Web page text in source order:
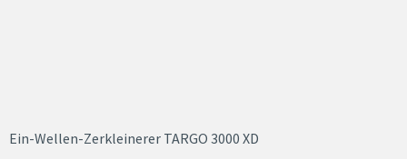
Ein-Wellen-Zerkleinerer TARGO 3000 XD